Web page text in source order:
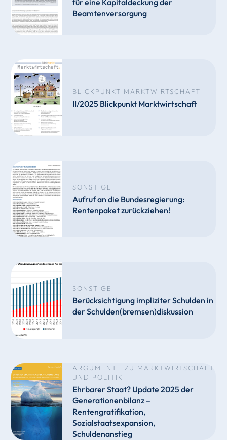
für eine Kapitaldeckung der
Beamtenversorgung
BLICKPUNKT MARKTWIRTSCHAFT
II/2025 Blickpunkt Marktwirtschaft
SONSTIGE
Aufruf an die Bundesregierung:
Rentenpaket zurückziehen!
SONSTIGE
Berücksichtigung impliziter Schulden in
der Schulden(bremsen)diskussion
ARGUMENTE ZU MARKTWIRTSCHAFT
UND POLITIK
Ehrbarer Staat? Update 2025 der
Generationenbilanz –
Rentengratifikation,
Sozialstaatsexpansion,
Schuldenanstieg